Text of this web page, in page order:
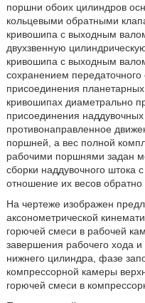
поршни обоих цилиндров
кольцевыми обратными
кривошипа с выходным
двухзвенную
кривошипа с выходным
сохранением
присоединения
кривошипах диаметрально
присоединения
противонаправленное
поршней, а вес полной
рабочими поршнями задан
сборки наддувочного
отношение их весов
На чертеже изображен
аксонометрической
горючей смеси в рабочей
завершения рабочего хода
нижнего цилиндра, фазе
компрессорной камеры
горючей смеси в